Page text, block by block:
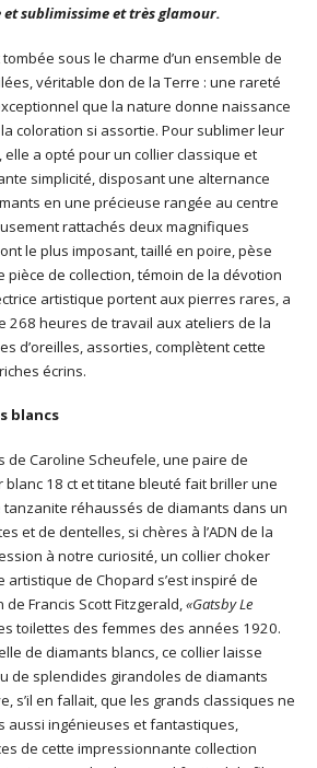
sublimissime et très glamour.
sous le charme d’un ensemble de
véritable don de la Terre : une rareté
que la nature donne naissance
coloration si assortie. Pour sublimer leur
a opté pour un collier classique et
simplicité, disposant une alternance
en une précieuse rangée au centre
rattachés deux magnifiques
le plus imposant, taillé en poire, pèse
pièce de collection, témoin de la dévotion
artistique portent aux pierres rares, a
268 heures de travail aux ateliers de la
d’oreilles, assorties, complètent cette
écrins.
blancs
de Caroline Scheufele, une paire de
blanc 18 ct et titane bleuté fait briller une
réhaussés de diamants dans un
et de dentelles, si chères à l’ADN de la
à notre curiosité, un collier choker
artistique de Chopard s’est inspiré de
Francis Scott Fitzgerald,«Gatsby Le
toilettes des femmes des années 1920.
de diamants blancs, ce collier laisse
de splendides girandoles de diamants
s’il en fallait, que les grands classiques ne
aussi ingénieuses et fantastiques,
de cette impressionnante collection